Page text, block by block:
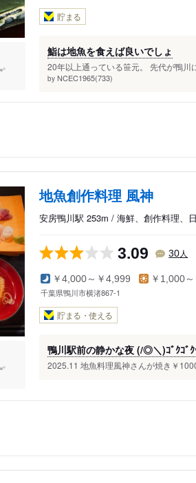
貯まる
鮨は地魚を食えば良いでしょ
20年以上通っている笹元。 先代が鴨川
by NCEC1965(733)
地魚創作料理 風神
安房鴨川駅 253m / 海鮮、創作料理、
3.09 30人
￥4,000～￥4,999
￥1,000
千葉県鴨川市横渚867-1
貯まる・使える
鴨川駅前の静かな夜 (/◎＼)ｺﾞｸｺﾞ
2025.11 地魚料理風神さんが焼き￥